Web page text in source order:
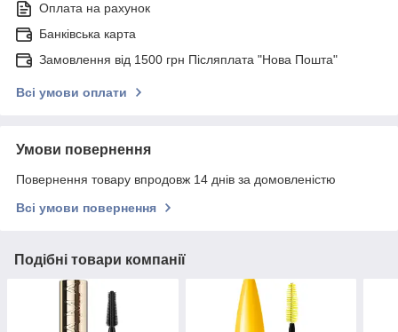
Оплата на рахунок
Банківська карта
Замовлення від 1500 грн Післяплата "Нова Пошта"
Всі умови оплати
Умови повернення
Повернення товару впродовж 14 днів за домовленістю
Всі умови повернення
Подібні товари компанії